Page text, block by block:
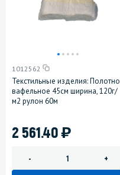
1012562
Текстильные изделия: Полотно
вафельное 45см ширина, 120г/
м2 рулон 60м
2 561.40)
- +